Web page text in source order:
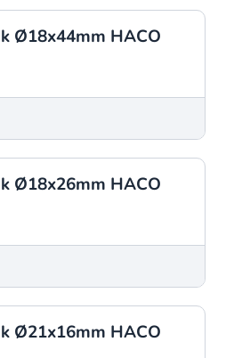
Ø18x44mm HACO
Ø18x26mm HACO
Ø21x16mm HACO